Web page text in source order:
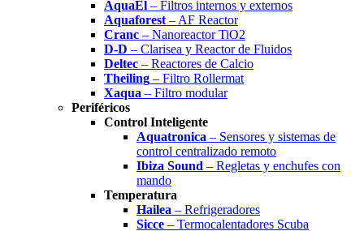
AquaEl – Filtros internos y externos
Aquaforest – AF Reactor
Cranc – Nanoreactor TiO2
D-D – Clarisea y Reactor de Fluidos
Deltec – Reactores de Calcio
Theiling – Filtro Rollermat
Xaqua – Filtro modular
Periféricos
Control Inteligente
Aquatronica – Sensores y sistemas de
control centralizado remoto
Ibiza Sound – Regletas y enchufes con
mando
Temperatura
Hailea – Refrigeradores
Sicce – Termocalentadores Scuba